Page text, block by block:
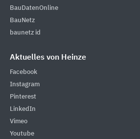
BauDatenOnline
BauNetz
baunetz id
Aktuelles von Heinze
Facebook
Instagram
Pinterest
LinkedIn
Vimeo
Youtube